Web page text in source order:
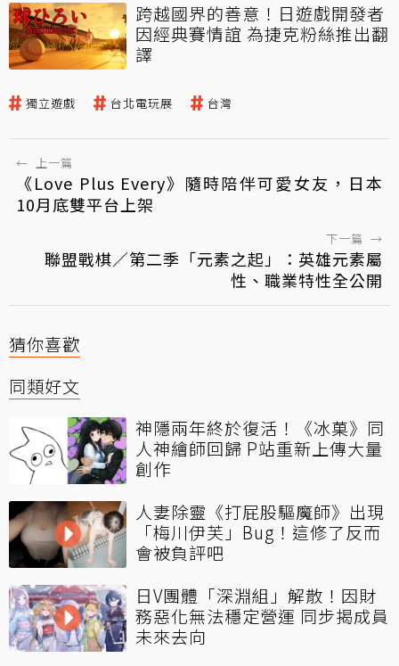
跨越國界的善意！日遊戲開發者
因經典賽情誼 為捷克粉絲推出翻
譯
獨立遊戲 台北電玩展 台灣
← 上一篇
《Love Plus Every》隨時陪伴可愛女友，日本
10月底雙平台上架
下一篇 →
聯盟戰棋／第二季「元素之起」：英雄元素屬
性、職業特性全公開
猜你喜歡
同類好文
神隱兩年終於復活！《冰菓》同
人神繪師回歸 P站重新上傳大量
創作
人妻除靈《打屁股驅魔師》出現
「梅川伊芙」Bug！這修了反而
會被負評吧
日V團體「深淵組」解散！因財
務惡化無法穩定營運 同步揭成員
未來去向